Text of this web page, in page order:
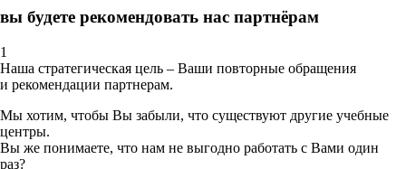
вы будете рекомендовать нас партнёрам
1
Наша стратегическая цель – Ваши повторные обращения
и рекомендации партнерам.
Мы хотим, чтобы Вы забыли, что существуют другие учебные
центры.
Вы же понимаете, что нам не выгодно работать с Вами один
раз?